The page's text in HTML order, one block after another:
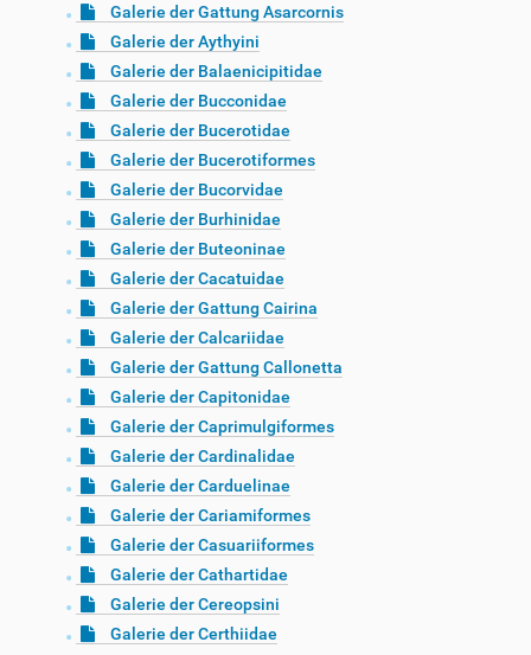
Galerie der Gattung Asarcornis
Galerie der Aythyini
Galerie der Balaenicipitidae
Galerie der Bucconidae
Galerie der Bucerotidae
Galerie der Bucerotiformes
Galerie der Bucorvidae
Galerie der Burhinidae
Galerie der Buteoninae
Galerie der Cacatuidae
Galerie der Gattung Cairina
Galerie der Calcariidae
Galerie der Gattung Callonetta
Galerie der Capitonidae
Galerie der Caprimulgiformes
Galerie der Cardinalidae
Galerie der Carduelinae
Galerie der Cariamiformes
Galerie der Casuariiformes
Galerie der Cathartidae
Galerie der Cereopsini
Galerie der Certhiidae